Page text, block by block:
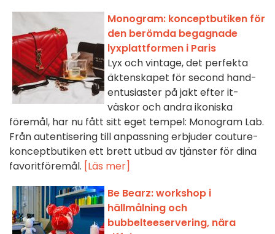
Monogram: konceptbutiken för
den berömda begagnade
lyxplattformen i Paris
Lyx och vintage, det perfekta
äktenskapet för second hand-
entusiaster på jakt efter it-
väskor och andra ikoniska
föremål, har nu fått sitt eget tempel: Monogram Lab.
Från autentisering till anpassning erbjuder couture-
konceptbutiken ett brett utbud av tjänster för dina
favoritföremål. [Läs mer]
Be Bearz: workshop i
hällmålning och
bubbelteeservering, nära